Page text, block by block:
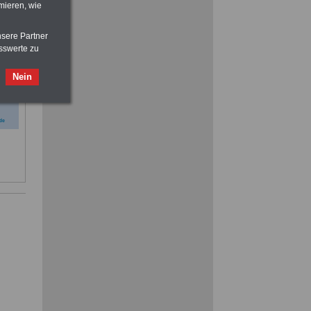
wie
Partner
zu
Nein